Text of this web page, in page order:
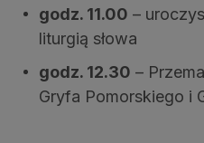
godz. 11.00 –
liturgią słowa
godz. 12.30 –
Gryfa Pomorskiego i